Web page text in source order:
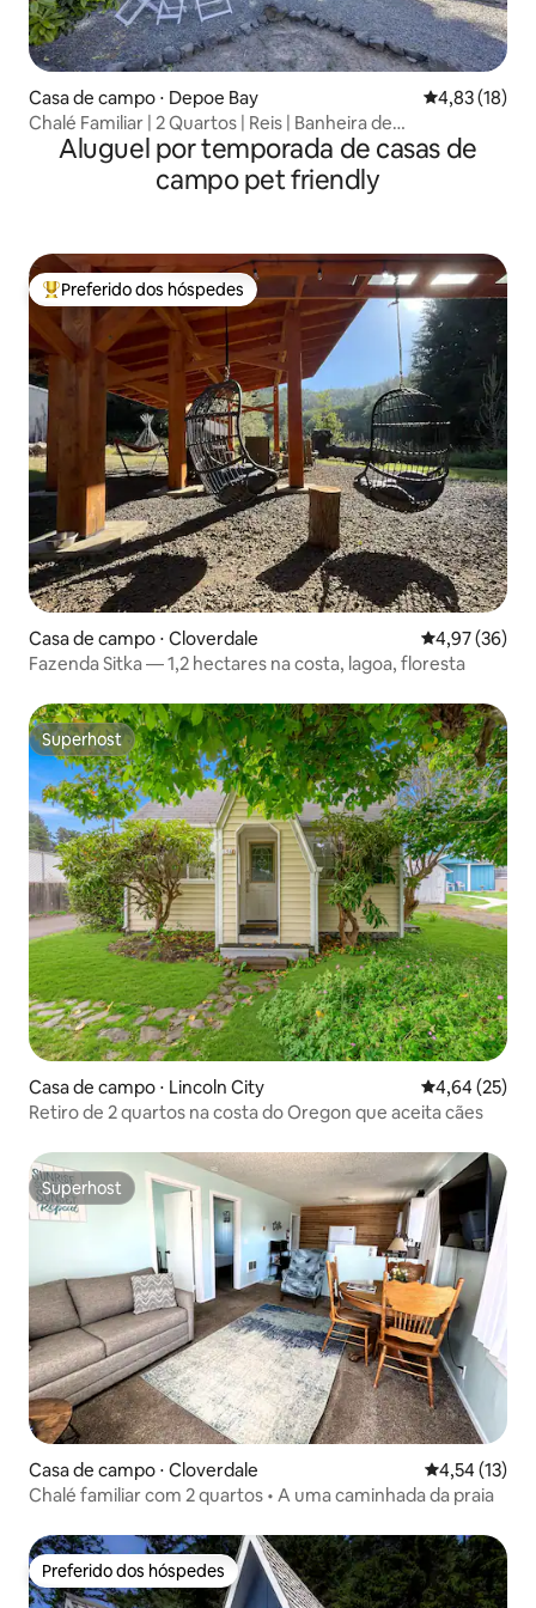
Casa de campo ⋅ Depoe Bay 4,83 de uma
4,83 (18)
Chalé Familiar | 2 Quartos | Reis | Banheira de
hidromassagem | Animais de estimação
Aluguel por temporada de casas de
campo pet friendly
Entre os melhores preferidos dos hóspedes
Preferido dos hóspedes
Casa de campo ⋅ Cloverdale 4,97 de uma
4,97 (36)
Fazenda Sitka — 1,2 hectares na costa, lagoa, floresta
Superhost
Superhost
Casa de campo ⋅ Lincoln City 4,64 de uma
4,64 (25)
Retiro de 2 quartos na costa do Oregon que aceita cães
Superhost
Superhost
Casa de campo ⋅ Cloverdale 4,54 de uma
4,54 (13)
Chalé familiar com 2 quartos • A uma caminhada da praia
Preferido dos hóspedes
Preferido dos hóspedes